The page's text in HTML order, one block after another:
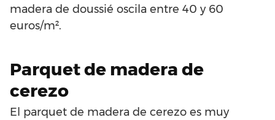
madera de doussié oscila entre 40 y 60
euros/m².
Parquet de madera de
cerezo
El parquet de madera de cerezo es muy